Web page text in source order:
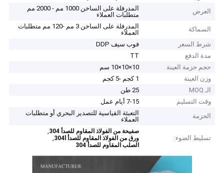
العرض
المدرفلة على الساخن 1000 مم - 2000 مم
متطلبات العملاء
السماكة
المدرفلة على الساخن 3 مم -120 مم متطلبات
العملاء
شرط السعر
فوب سيف DDP
مدة الدفع
TT
حجم حزمة العينة
10×10×10 سم
وزن العينة
1 كجم -5 كجم
الـ MOQ
25 طن
وقت التسليم
7-15 أيام عمل
الحزمة
التعبئة القياسية للتصدير البحري أو متطلبات
العملاء
تسليط الضوء:
صفيحة من الفولاذ المقاوم للصدأ 304 ,
ورق من الفولاذ المقاوم للصدأ 304l ,
الصلب المقاوم للصدأ 304